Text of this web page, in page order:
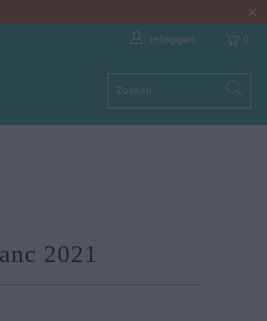
Inloggen 0
2021